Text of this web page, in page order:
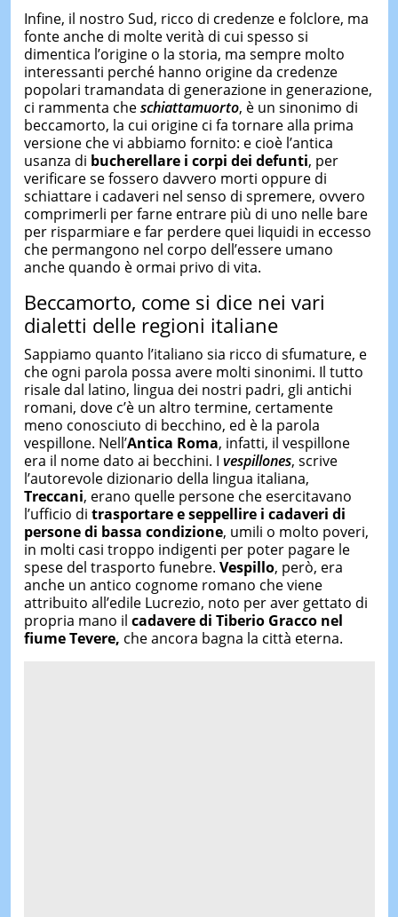
Infine, il nostro Sud, ricco di credenze e folclore, ma
fonte anche di molte verità di cui spesso si
dimentica l’origine o la storia, ma sempre molto
interessanti perché hanno origine da credenze
popolari tramandata di generazione in generazione,
ci rammenta cheschiattamuorto, è un sinonimo di
beccamorto, la cui origine ci fa tornare alla prima
versione che vi abbiamo fornito: e cioè l’antica
usanza di bucherellare i corpi dei defunti, per
verificare se fossero davvero morti oppure di
schiattare i cadaveri nel senso di spremere, ovvero
comprimerli per farne entrare più di uno nelle bare
per risparmiare e far perdere quei liquidi in eccesso
che permangono nel corpo dell’essere umano
anche quando è ormai privo di vita.
Beccamorto, come si dice nei vari
dialetti delle regioni italiane
Sappiamo quanto l’italiano sia ricco di sfumature, e
che ogni parola possa avere molti sinonimi. Il tutto
risale dal latino, lingua dei nostri padri, gli antichi
romani, dove c’è un altro termine, certamente
meno conosciuto di becchino, ed è la parola
vespillone. Nell’Antica Roma, infatti, il vespillone
era il nome dato ai becchini. I vespillones, scrive
l’autorevole dizionario della lingua italiana,
Treccani, erano quelle persone che esercitavano
l’ufficio di trasportare e seppellire i cadaveri di
persone di bassa condizione, umili o molto poveri,
in molti casi troppo indigenti per poter pagare le
spese del trasporto funebre. Vespillo, però, era
anche un antico cognome romano che viene
attribuito all’edile Lucrezio, noto per aver gettato di
propria mano il cadavere di Tiberio Gracco nel
fiume Tevere, che ancora bagna la città eterna.